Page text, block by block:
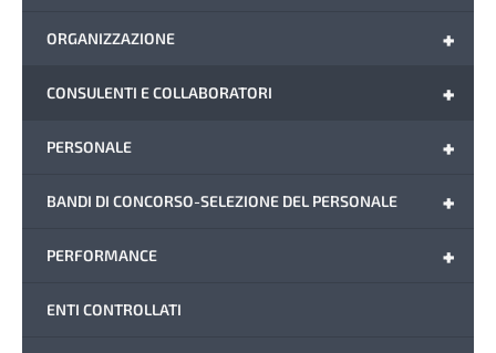
+
ORGANIZZAZIONE
+
CONSULENTI E COLLABORATORI
+
PERSONALE
+
BANDI DI CONCORSO-SELEZIONE DEL PERSONALE
+
PERFORMANCE
ENTI CONTROLLATI